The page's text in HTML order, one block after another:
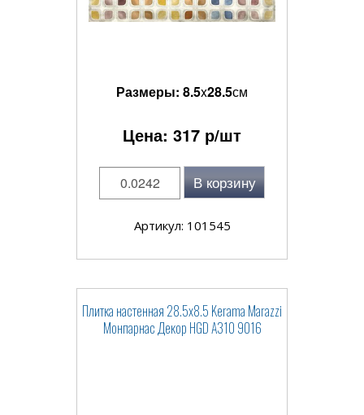
Размеры: 8.5x28.5см
Цена: 317 р/шт
В корзину
Артикул: 101545
Плитка настенная 28.5x8.5 Kerama Marazzi
Монпарнас Декор HGD A310 9016